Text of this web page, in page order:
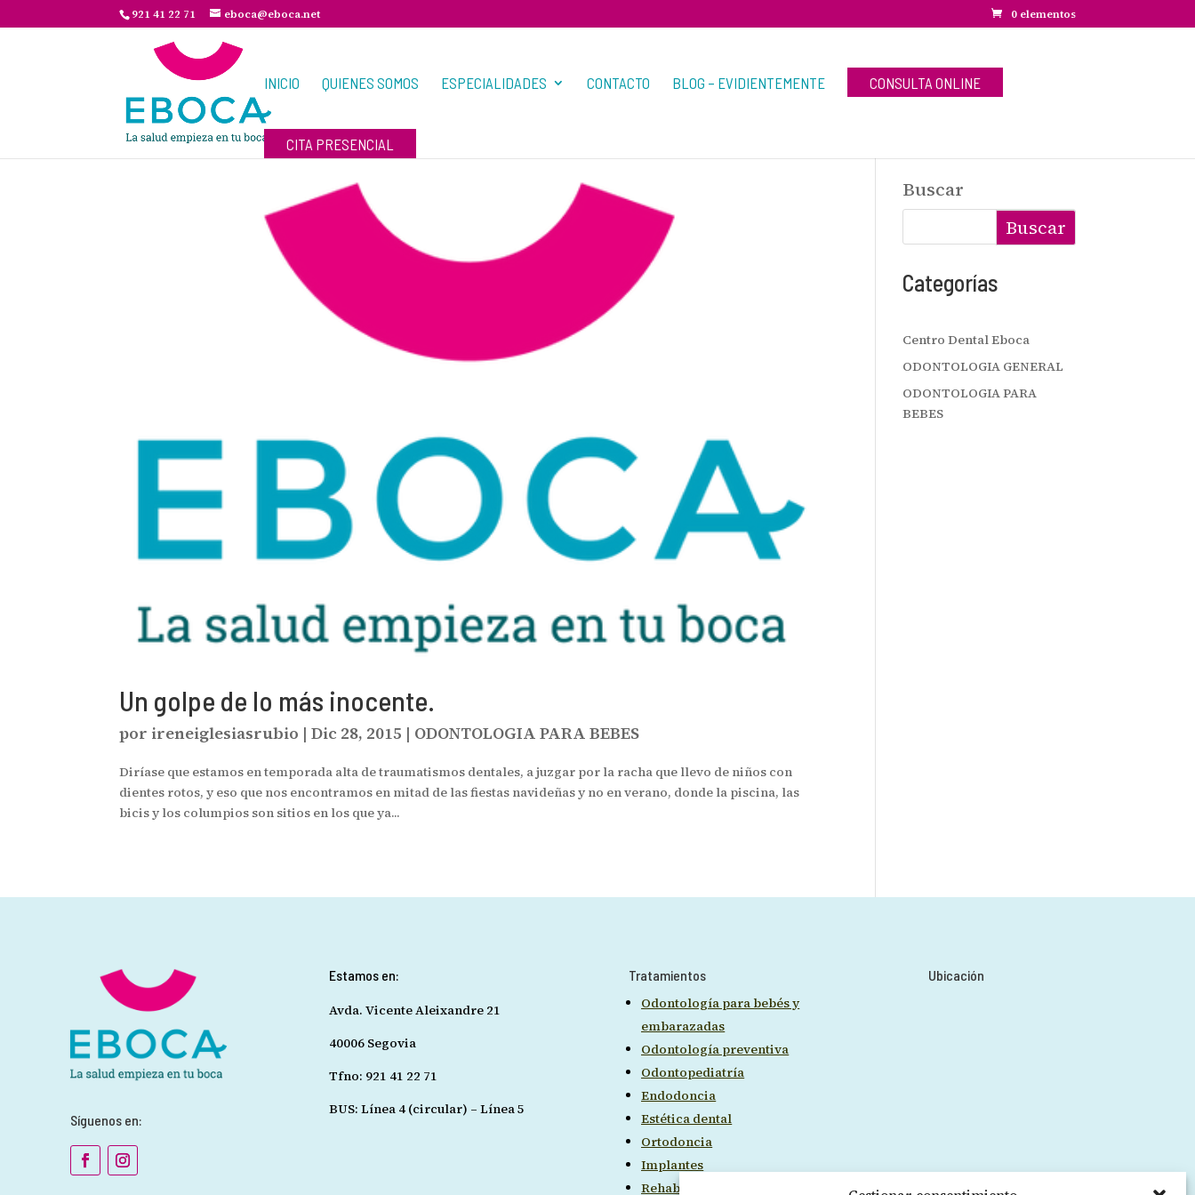
921 41 22 71 eboca@eboca.net 0 elementos
INICIO QUIENES SOMOS ESPECIALIDADES CONTACTO BLOG – EVIDIENTEMENTE CONSULTA ONLINE
CITA PRESENCIAL
Un golpe de lo más inocente.
por ireneiglesiasrubio |Dic 28, 2015 | ODONTOLOGIA PARA BEBES
Diríase que estamos en temporada alta de traumatismos dentales, a juzgar por la racha que llevo de niños con
dientes rotos, y eso que nos encontramos en mitad de las fiestas navideñas y no en verano, donde la piscina, las
bicis y los columpios son sitios en los que ya...
Buscar
Buscar
Categorías
Centro Dental Eboca
ODONTOLOGIA GENERAL
ODONTOLOGIA PARA
BEBES
Síguenos en:
Estamos en:
Avda. Vicente Aleixandre 21
40006 Segovia
Tfno: 921 41 22 71
BUS: Línea 4 (circular) – Línea 5
Tratamientos
Odontología para bebés y
embarazadas
Odontología preventiva
Odontopediatría
Endodoncia
Estética dental
Ortodoncia
Implantes
Rehabilitación funcional, migrañas,
Ubicación